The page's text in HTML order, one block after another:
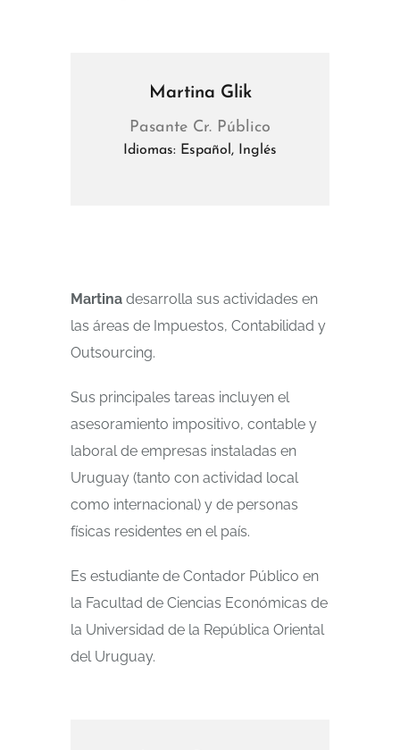
Martina Glik
Pasante Cr. Público
Idiomas: Español, Inglés
Martina desarrolla sus actividades en
las áreas de Impuestos, Contabilidad y
Outsourcing.
Sus principales tareas incluyen el
asesoramiento impositivo, contable y
laboral de empresas instaladas en
Uruguay (tanto con actividad local
como internacional) y de personas
físicas residentes en el país.
Es estudiante de Contador Público en
la Facultad de Ciencias Económicas de
la Universidad de la República Oriental
del Uruguay.